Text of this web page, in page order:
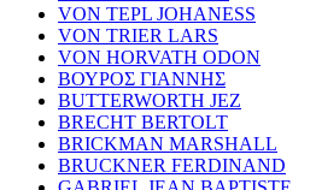
VON TEPL JOHANESS
VON TRIER LARS
VON HORVATH ODON
ΒΟΥΡΟΣ ΓΙΑΝΝΗΣ
BUTTERWORTH JEZ
BRECHT BERTOLT
BRICKMAN MARSHALL
BRUCKNER FERDINAND